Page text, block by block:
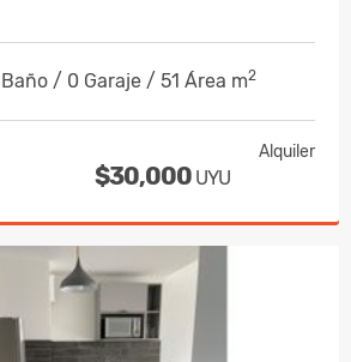
/ 0 Garaje / 51 Área m2
Alquiler
$30,000 UYU